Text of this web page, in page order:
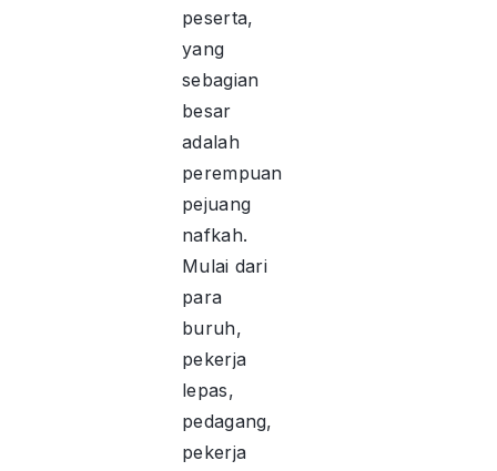
peserta,
yang
sebagian
besar
adalah
perempuan
pejuang
nafkah.
Mulai dari
para
buruh,
pekerja
lepas,
pedagang,
pekerja